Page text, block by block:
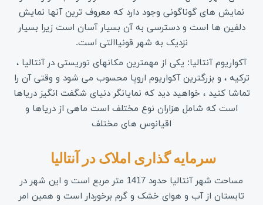
نمایش های گوناگونی وجود دارد که معروف ترین آنها نمایش
دلفین ها است و دسترسی به آن بسیار آسان است زیرا بسیار
نزدیک به شهر قونیاالتی است.
آکواریوم آنتالیا: یکی از مهمترین مکانهای توریستی در آنتالیا ،
ترکیه ، و بزرگترین آکواریوم اروپا محسوب می شود و وقتی آن را
تماشا کنید ، خواهید دید که نمایانگر دنیای شگفت انگیز دریاها
است که شامل هزاران نوع مختلف است ماهی از دریاها و
اقیانوس های مختلف
سرمایه گذاری املاک در آنتالیا
مساحت شهر آنتالیا حدود 1417 متر مربع است و این شهر در
تابستان از آب و هوای خشک و گرم برخوردار است و همین امر